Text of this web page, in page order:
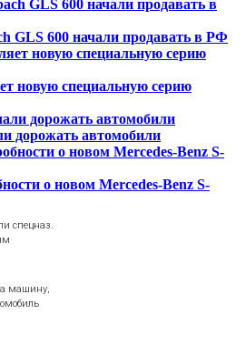
GLS 600 начали продавать в РФ
новую специальную серию
дорожать автомобили
о новом Mercedes-Benz S-
спецназ.
машину,